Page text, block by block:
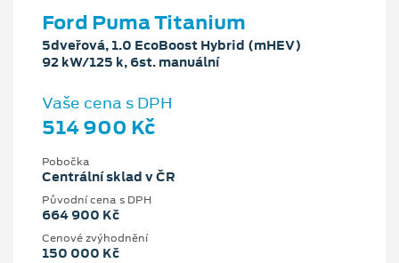
Ford Puma Titanium
5dveřová, 1.0 EcoBoost Hybrid (mHEV)
92 kW/125 k, 6st. manuální
Vaše cena s DPH
514 900 Kč
Pobočka
Centrální sklad v ČR
Původní cena s DPH
664 900 Kč
Cenové zvýhodnění
150 000 Kč